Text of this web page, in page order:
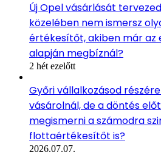
Új Opel vásárlását
közelében nem ismersz
értékesítőt, akiben már az
alapján megbíznál?
2 hét ezelőtt
Győri vállalkozásod
vásárolnál, de a döntés
megismerni a számodra
flottaértékesítőt is?
2026.07.07.